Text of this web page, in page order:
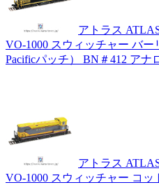
アトラス
VO-1000 スウィッチャー バー
Pacificパッチ） BN＃412 アナ
アトラス
VO-1000 スウィッチャー コッ